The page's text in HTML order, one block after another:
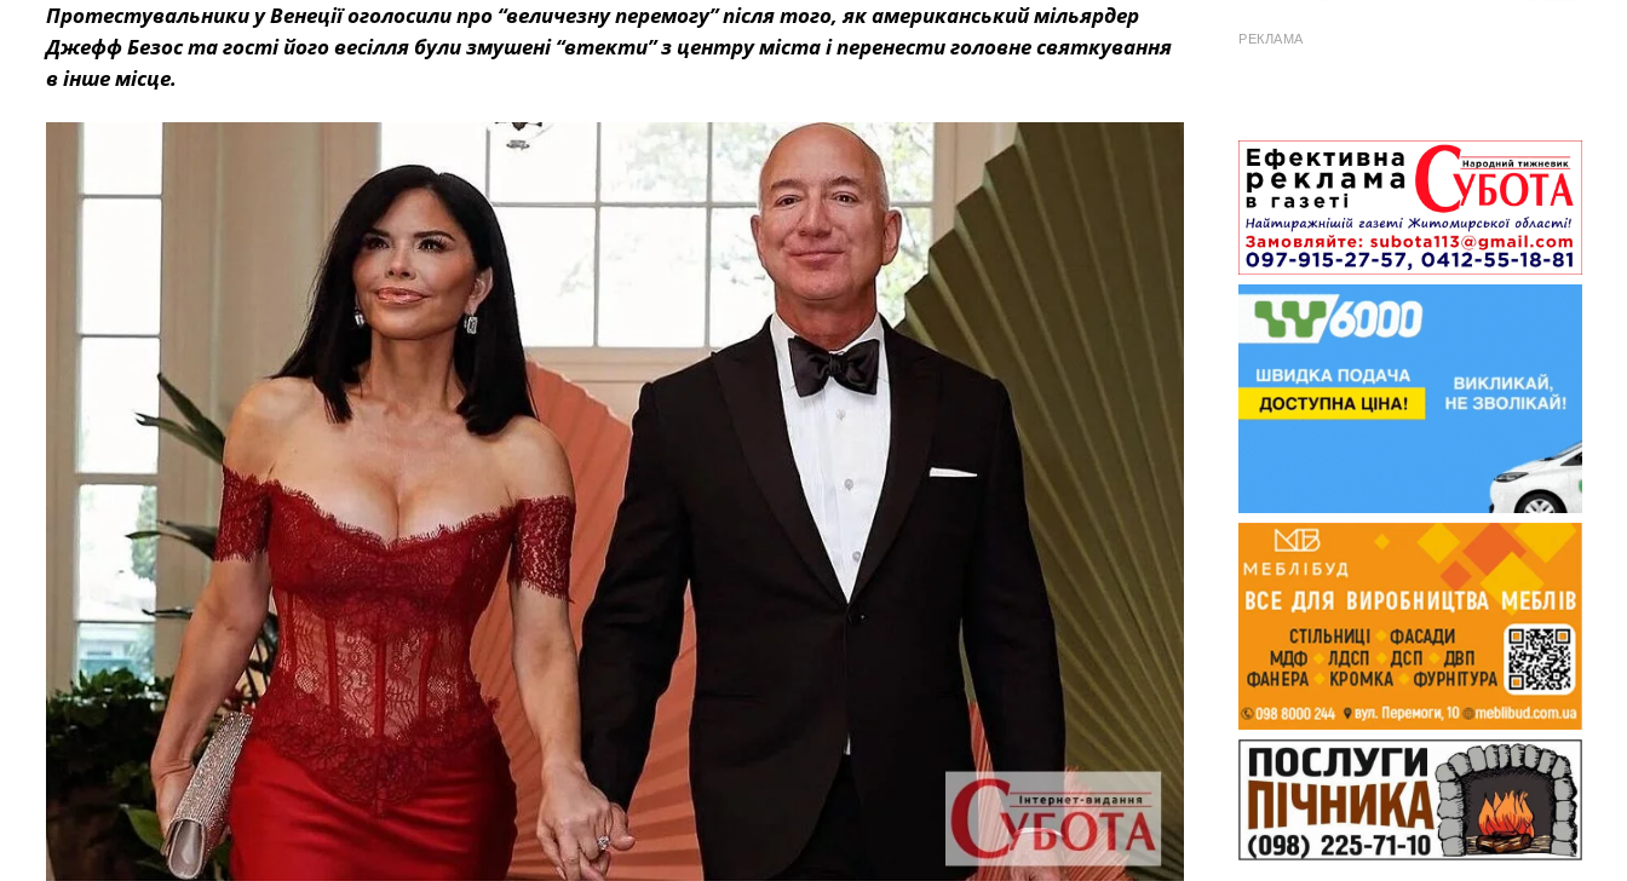
Протестувальники у Венеції оголосили про “величезну перемогу” після того, як американський мільярдер
Джефф Безос та гості його весілля були змушені “втекти” з центру міста і перенести головне святкування
в інше місце.
РЕКЛАМА